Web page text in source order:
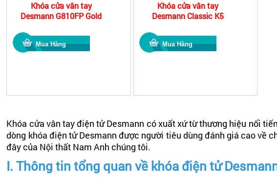
Khóa cửa vân tay
Desmann G810FP Gold
Khóa cửa vân tay
Desmann Classic K5
Khóa cửa vân tay điện tử Desmann có xuất xứ từ thương hiệu nổi
dòng khóa điện tử Desmann được người tiêu dùng đánh giá cao về
đây của Nội thất Nam Anh chúng tôi.
I. Thông tin tổng quan về khóa điện tử